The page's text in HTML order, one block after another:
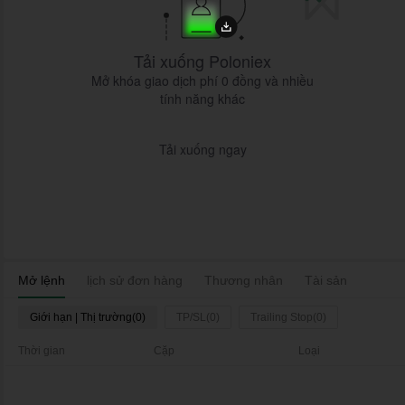
Mở lệnh lịch sử đơn hàng Thương nhân Tài sản
Giới hạn | Thị trường(0) TP/SL(0) Trailing Stop(0)
Thời gian Cặp Loại
Tải xuống Poloniex
Mở khóa giao dịch phí 0 đồng và nhiều
tính năng khác
Tải xuống ngay